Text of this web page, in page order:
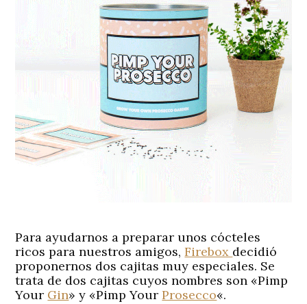
Para ayudarnos a preparar unos cócteles
ricos para nuestros amigos,Firebox decidió
proponernos dos cajitas muy especiales. Se
trata de dos cajitas cuyos nombres son «Pimp
Your Gin» y «Pimp YourProsecco«.